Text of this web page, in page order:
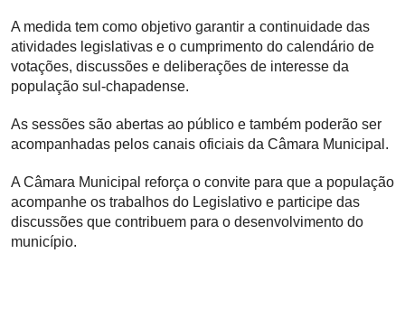
A medida tem como objetivo garantir a continuidade das
atividades legislativas e o cumprimento do calendário de
votações, discussões e deliberações de interesse da
população sul-chapadense.
As sessões são abertas ao público e também poderão ser
acompanhadas pelos canais oficiais da Câmara Municipal.
A Câmara Municipal reforça o convite para que a população
acompanhe os trabalhos do Legislativo e participe das
discussões que contribuem para o desenvolvimento do
município.